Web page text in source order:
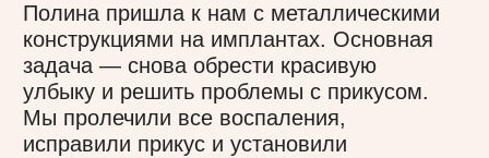
Юлия Большакова